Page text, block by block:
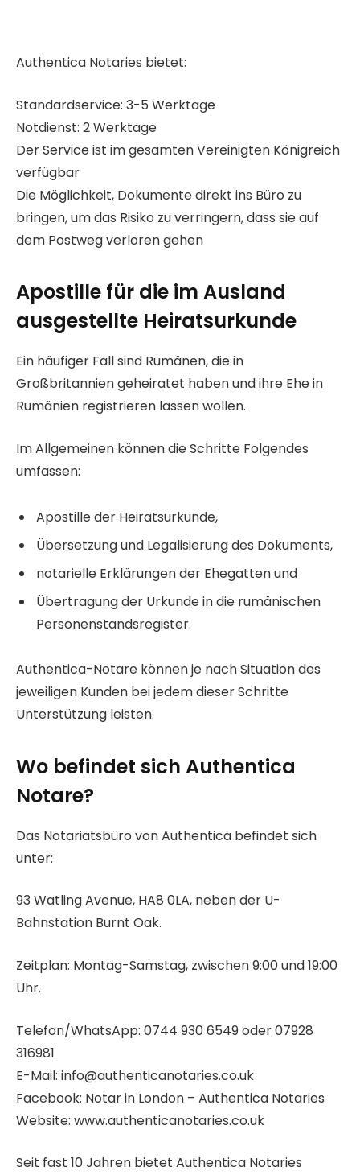
Authentica Notaries bietet:
Standardservice: 3-5 Werktage
Notdienst: 2 Werktage
Der Service ist im gesamten Vereinigten Königreich
verfügbar
Die Möglichkeit, Dokumente direkt ins Büro zu
bringen, um das Risiko zu verringern, dass sie auf
dem Postweg verloren gehen
Apostille für die im Ausland
ausgestellte Heiratsurkunde
Ein häufiger Fall sind Rumänen, die in
Großbritannien geheiratet haben und ihre Ehe in
Rumänien registrieren lassen wollen.
Im Allgemeinen können die Schritte Folgendes
umfassen:
Apostille der Heiratsurkunde,
Übersetzung und Legalisierung des Dokuments,
notarielle Erklärungen der Ehegatten und
Übertragung der Urkunde in die rumänischen
Personenstandsregister.
Authentica-Notare können je nach Situation des
jeweiligen Kunden bei jedem dieser Schritte
Unterstützung leisten.
Wo befindet sich Authentica
Notare?
Das Notariatsbüro von Authentica befindet sich
unter:
93 Watling Avenue, HA8 0LA, neben der U-
Bahnstation Burnt Oak.
Zeitplan: Montag-Samstag, zwischen 9:00 und 19:00
Uhr.
Telefon/WhatsApp: 0744 930 6549 oder 07928
316981
E-Mail: info@authenticanotaries.co.uk
Facebook: Notar in London – Authentica Notaries
Website: www.authenticanotaries.co.uk
Seit fast 10 Jahren bietet Authentica Notaries